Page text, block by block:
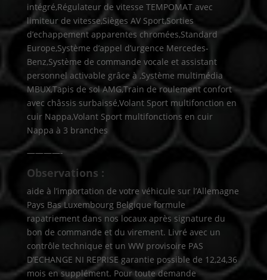
intégré,Régulateur de vitesse TEMPOMAT avec
limiteur de vitesse,Sièges AV Sport,Sorties
d’echappement apparentes chromées,Standard
Europe,Système d’appel d’urgence Mercedes-
Benz,Système de commande vocale et assistant
personnel activable grâce à ,Système multimédia
MBUX,Tapis de sol AMG,Train de roulement confort
avec châssis surbaissé,Volant Sport multifonction en
cuir Nappa,Volant Sport multifonctions en cuir
Nappa à 3 branches
————-
Observations :
aide à l’importation de votre véhicule sur l’Allemagne
Pays Bas Luxembourg Belgique formule
rapatriement dans nos locaux après signature du
bon de commande et du virement. Livré avec un
contrôle technique et un WW provisoire PAS
D’ECHANGE NI REPRISE garantie possible de 12,24,36
mois en supplément. Pour toute demande